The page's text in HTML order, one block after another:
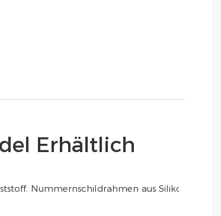
Erhältlich